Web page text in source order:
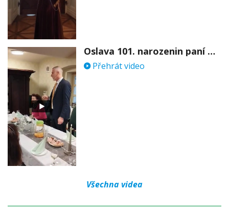
Oslava 101. narozenin paní Věry Skořepové
Přehrát video
Všechna videa